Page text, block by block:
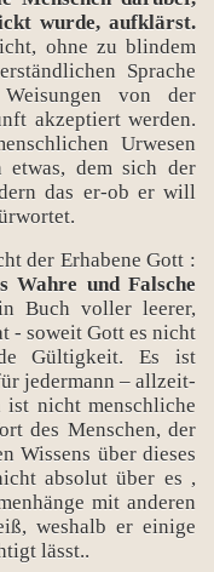
wurde, aufklärst.
ohne zu blindem
Sprache
von der
akzeptiert werden.
Urwesen
dem sich der
das er-ob er will
der Erhabene Gott :
Wahre und Falsche
Buch voller leerer,
- soweit Gott es nicht
Gültigkeit. Es ist
jedermann – allzeit-
nicht menschliche
des Menschen, der
Wissens über dieses
absolut über es ,
mit anderen
weshalb er einige
lässt..